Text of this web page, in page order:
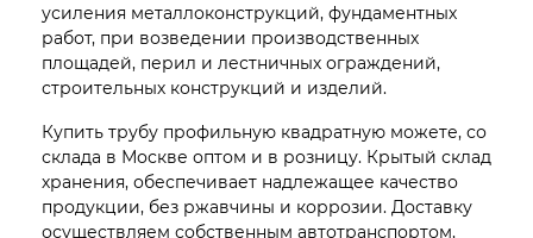
усиления металлоконструкций, фундаментных
работ, при возведении производственных
площадей, перил и лестничных ограждений,
строительных конструкций и изделий.
Купить трубу профильную квадратную можете, со
склада в Москве оптом и в розницу. Крытый склад
хранения, обеспечивает надлежащее качество
продукции, без ржавчины и коррозии. Доставку
осуществляем собственным автотранспортом,